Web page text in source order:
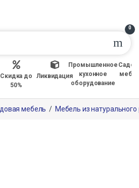
0
Скидка до
50%
Ликвидация
Промышленное
кухонное
оборудование
мебель / Мебель из натурального